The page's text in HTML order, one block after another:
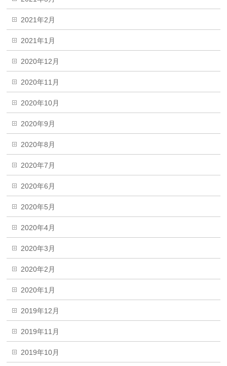
2021年2月
2021年1月
2020年12月
2020年11月
2020年10月
2020年9月
2020年8月
2020年7月
2020年6月
2020年5月
2020年4月
2020年3月
2020年2月
2020年1月
2019年12月
2019年11月
2019年10月